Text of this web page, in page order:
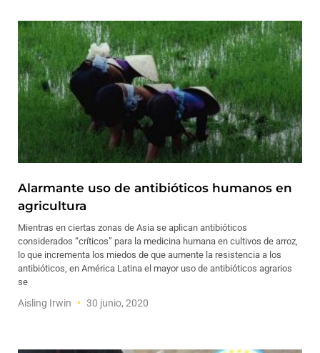
Alarmante uso de antibióticos humanos en
agricultura
Mientras en ciertas zonas de Asia se aplican antibióticos
considerados “críticos” para la medicina humana en cultivos de arroz,
lo que incrementa los miedos de que aumente la resistencia a los
antibióticos, en América Latina el mayor uso de antibióticos agrarios
se
Aisling Irwin 30 junio, 2020